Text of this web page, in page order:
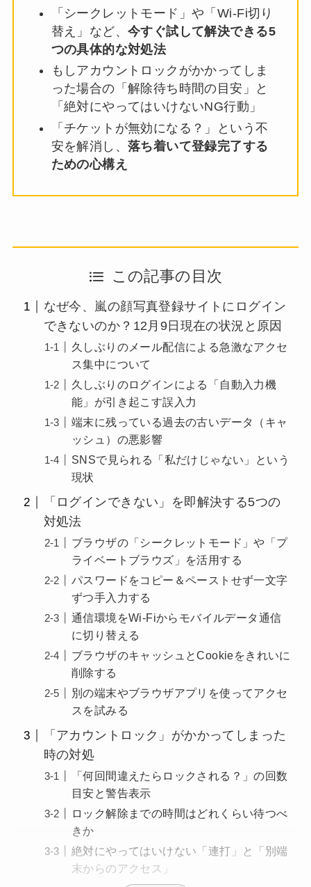
「シークレットモード」や「Wi-Fi切り
替え」など、今すぐ試して解決できる5
つの具体的な対処法
もしアカウントロックがかかってしま
った場合の「解除待ち時間の目安」と
「絶対にやってはいけないNG行動」
「チケットが無効になる？」という不
安を解消し、落ち着いて登録完了する
ための心構え
この記事の目次
なぜ今、嵐の顔写真登録サイトにログイン
できないのか？12月9日現在の状況と原因
久しぶりのメール配信による急激なアクセ
ス集中について
久しぶりのログインによる「自動入力機
能」が引き起こす誤入力
端末に残っている過去の古いデータ（キャ
ッシュ）の悪影響
SNSで見られる「私だけじゃない」という
現状
「ログインできない」を即解決する5つの
対処法
ブラウザの「シークレットモード」や「プ
ライベートブラウズ」を活用する
パスワードをコピー＆ペーストせず一文字
ずつ手入力する
通信環境をWi-Fiからモバイルデータ通信
に切り替える
ブラウザのキャッシュとCookieをきれいに
削除する
別の端末やブラウザアプリを使ってアクセ
スを試みる
「アカウントロック」がかかってしまった
時の対処
「何回間違えたらロックされる？」の回数
目安と警告表示
ロック解除までの時間はどれくらい待つべ
きか
絶対にやってはいけない「連打」と「別端
末からのアクセス」